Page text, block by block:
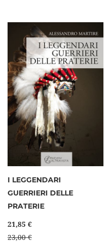
I LEGGENDARI
GUERRIERI DELLE
PRATERIE
21,85 €
23,00 €